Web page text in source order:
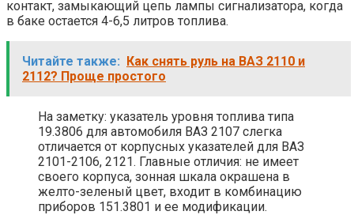
контакт, замыкающий цепь лампы сигнализатора, когда
в баке остается 4-6,5 литров топлива.
Читайте также: Как снять руль на ВАЗ 2110 и
2112? Проще простого
На заметку: указатель уровня топлива типа
19.3806 для автомобиля ВАЗ 2107 слегка
отличается от корпусных указателей для ВАЗ
2101-2106, 2121. Главные отличия: не имеет
своего корпуса, зонная шкала окрашена в
желто-зеленый цвет, входит в комбинацию
приборов 151.3801 и ее модификации.